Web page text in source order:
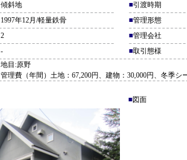
傾斜地 ■引渡時期
1997年12月/軽量鉄骨 ■管理形態
2 ■管理会社
- ■取引態様
地目:原野
管理費（年間）土地：67,200円、建物：30,000円、冬季シ
■図面